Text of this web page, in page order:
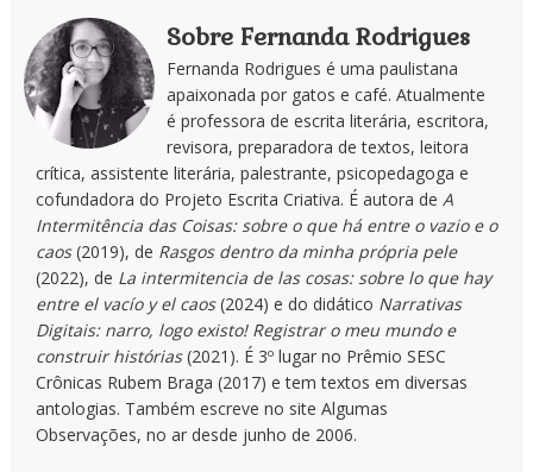
Sobre Fernanda Rodrigues
Fernanda Rodrigues é uma paulistana
apaixonada por gatos e café. Atualmente
é professora de escrita literária, escritora,
revisora, preparadora de textos, leitora
crítica, assistente literária, palestrante, psicopedagoga e
cofundadora do Projeto Escrita Criativa. É autora de A
Intermitência das Coisas: sobre o que há entre o vazio e o
caos(2019), de Rasgos dentro da minha própria pele
(2022), de La intermitencia de las cosas: sobre lo que hay
entre el vacío y el caos(2024) e do didático Narrativas
Digitais: narro, logo existo! Registrar o meu mundo e
construir histórias(2021). É 3º lugar no Prêmio SESC
Crônicas Rubem Braga (2017) e tem textos em diversas
antologias. Também escreve no site Algumas
Observações, no ar desde junho de 2006.